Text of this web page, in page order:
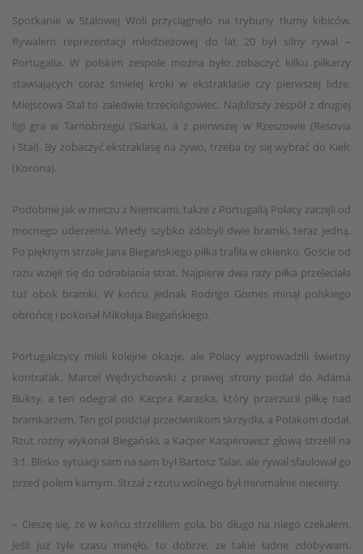
Spotkanie w Stalowej Woli przyciągnęło na trybuny tłumy kibiców.
Rywalem reprezentacji młodzieżowej do lat 20 był silny rywal –
Portugalia. W polskim zespole można było zobaczyć kilku piłkarzy
stawiających coraz śmielej kroki w ekstraklasie czy pierwszej lidze.
Miejscowa Stal to zaledwie trzecioligowiec. Najbliższy zespół z drugiej
ligi gra w Tarnobrzegu (Siarka), a z pierwszej w Rzeszowie (Resovia
i Stal). By zobaczyć ekstraklasę na żywo, trzeba by się wybrać do Kielc
(Korona).
Podobnie jak w meczu z Niemcami, także z Portugalią Polacy zaczęli od
mocnego uderzenia. Wtedy szybko zdobyli dwie bramki, teraz jedną.
Po pięknym strzale Jana Biegańskiego piłka trafiła w okienko. Goście od
razu wzięli się do odrabiania strat. Najpierw dwa razy piłka przeleciała
tuż obok bramki. W końcu jednak Rodrigo Gomes minął polskiego
obrońcę i pokonał Mikołaja Biegańskiego.
Portugalczycy mieli kolejne okazje, ale Polacy wyprowadzili świetny
kontratak. Marcel Wędrychowski z prawej strony podał do Adama
Buksy, a ten odegrał do Kacpra Karaska, który przerzucił piłkę nad
bramkarzem. Ten gol podciął przeciwnikom skrzydła, a Polakom dodał.
Rzut rożny wykonał Biegański, a Kacper Kasperowicz głową strzelił na
3:1. Blisko sytuacji sam na sam był Bartosz Talar, ale rywal sfaulował go
przed polem karnym. Strzał z rzutu wolnego był minimalnie niecelny.
– Cieszę się, że w końcu strzeliłem gola, bo długo na niego czekałem.
Jeśli już tyle czasu minęło, to dobrze, ze takie ładne zdobywam.